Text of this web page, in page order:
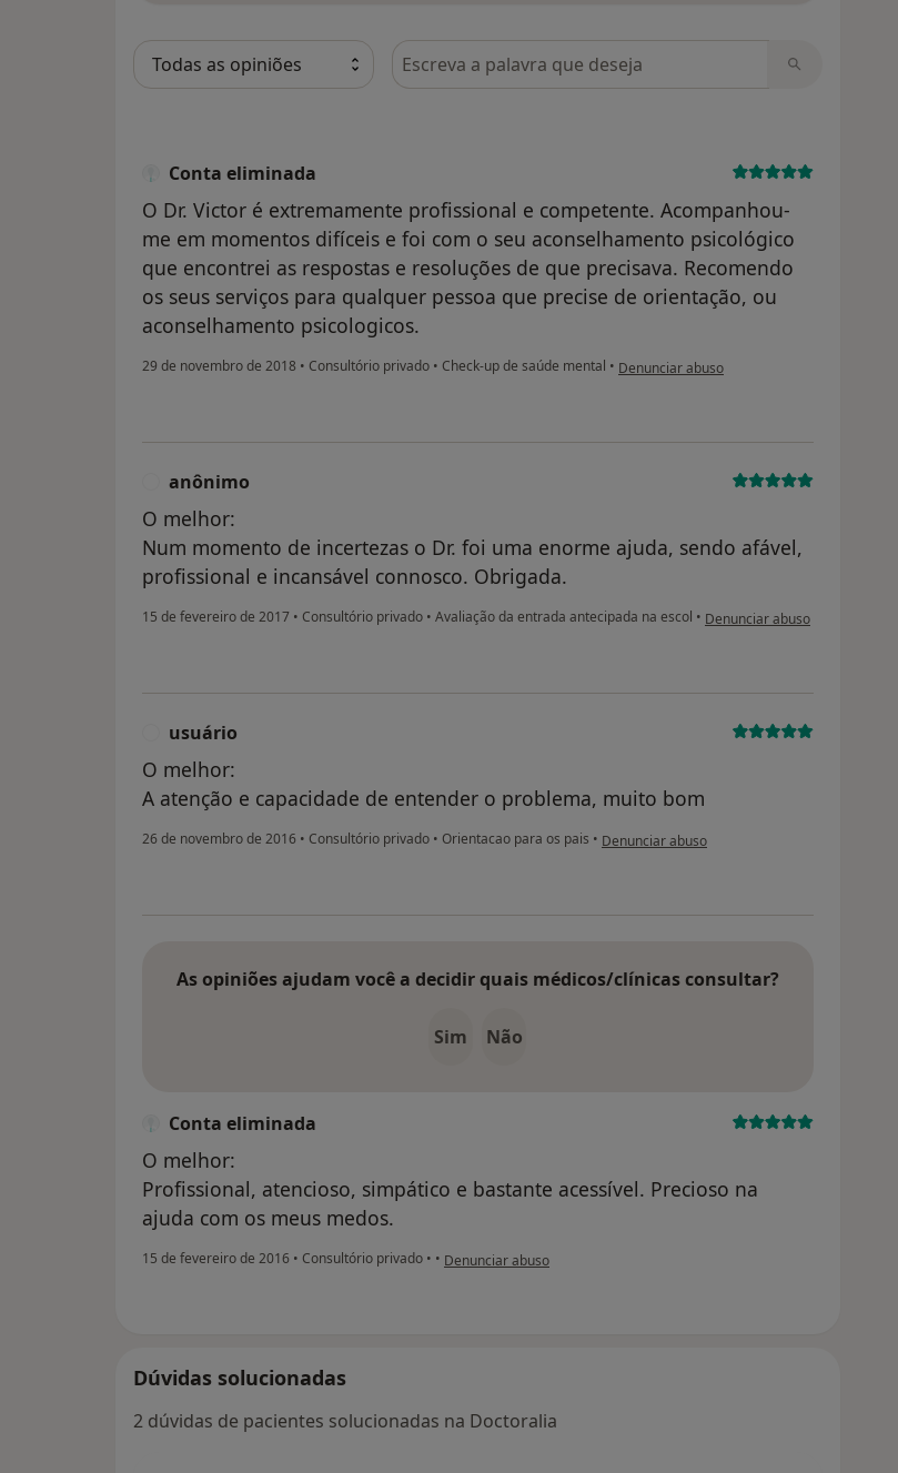
Pesquisar em opiniões
Conta eliminada
O Dr. Victor é extremamente profissional e competente. Acompanhou-
me em momentos difíceis e foi com o seu aconselhamento psicológico
que encontrei as respostas e resoluções de que precisava. Recomendo
os seus serviços para qualquer pessoa que precise de orientação, ou
aconselhamento psicologicos.
29 de novembro de 2018 • Consultório privado • Check-up de saúde mental • na opinião do utilizador Conta eliminada
Denunciar abuso
anônimo
O melhor:
Num momento de incertezas o Dr. foi uma enorme ajuda, sendo afável,
profissional e incansável connosco. Obrigada.
15 de fevereiro de 2017 • Consultório privado • Avaliação da entrada antecipada na escol • na opinião do utilizador anônimo
Denunciar abuso
usuário
O melhor:
A atenção e capacidade de entender o problema, muito bom
26 de novembro de 2016 • Consultório privado • Orientacao para os pais • na opinião do utilizador usuário
Denunciar abuso
As opiniões ajudam você a decidir quais médicos/clínicas consultar?
Sim Não
Conta eliminada
O melhor:
Profissional, atencioso, simpático e bastante acessível. Precioso na
ajuda com os meus medos.
15 de fevereiro de 2016 • Consultório privado • • na opinião do utilizador Conta eliminada
Denunciar abuso
Dúvidas solucionadas
2 dúvidas de pacientes solucionadas na Doctoralia